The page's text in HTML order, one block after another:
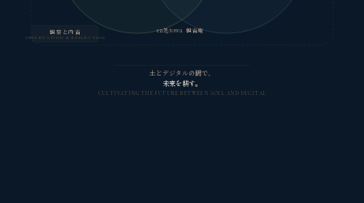
観察と内省
OBSERVATION & REFLECTION
en処towa 観省庵
土とデジタルの間で、
未来を耕す。
CULTIVATING THE FUTURE BETWEEN SOIL AND DIGITAL